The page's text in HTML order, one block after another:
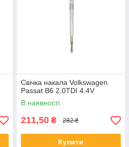
Свічка накала Volkswagen
Passat B6 2.0TDI 4.4V
В наявності
211,50 ₴ 282 ₴
Купити